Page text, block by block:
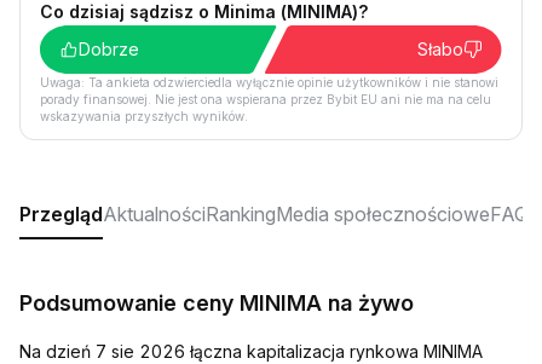
Co dzisiaj sądzisz o Minima (MINIMA)?
Dobrze
Słabo
Uwaga: Ta ankieta odzwierciedla wyłącznie opinie użytkowników i nie stanowi
porady finansowej. Nie jest ona wspierana przez Bybit EU ani nie ma na celu
wskazywania przyszłych wyników.
PrzeglądAktualnościRankingMedia społecznościoweFAQ
Podsumowanie ceny MINIMA na żywo
Na dzień 7 sie 2026 łączna kapitalizacja rynkowa MINIMA